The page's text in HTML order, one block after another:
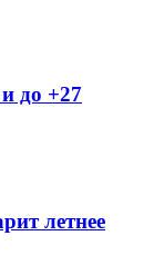
до +27
летнее